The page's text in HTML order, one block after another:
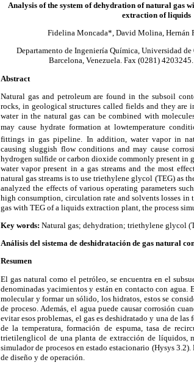
Analysis of the system of dehydration of natural gas
extraction of liquids
Fidelina Moncada*, David Molina, Hernán
Departamento de Ingeniería Química, Universidad
Barcelona, Venezuela. Fax (0281)
Abstract
Natural gas and petroleum are found in the subsoil
rocks, in geological structures called fields and they are
water in the natural gas can be combined with
may cause hydrate formation at lowtemperature
fittings in gas pipeline. In addition, water vapor in
causing sluggish flow conditions and may cause
hydrogen sulfide or carbon dioxide commonly present in
water vapor present in a gas streams and the most
natural gas streams is to use triethylene glycol (TEG) as
analyzed the effects of various operating parameters
high consumption, circulation rate and solvents losses in
gas with TEG of a liquids extraction plant, the process
Key words: Natural gas; dehydration; triethylene glycol
Análisis del sistema de deshidratación de gas natural
Resumen
El gas natural como el petróleo, se encuentra en el
denominadas yacimientos y están en contacto con agua.
molecular y formar un sólido, los hidratos, estos se
de proceso. Además, el agua puede causar corrosión
evitar esos problemas, el gas es deshidratado y una de
de la temperatura, formación de espuma, tasa de
trietilenglicol de una planta de extracción de líquidos,
simulador de procesos en estado estacionario (Hysys
de diseño y de operación.